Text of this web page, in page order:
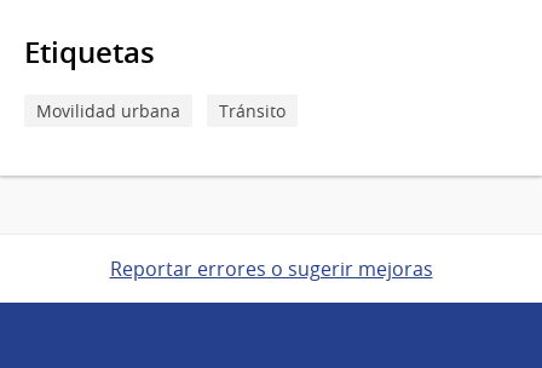
Etiquetas
Movilidad urbana Tránsito
Reportar errores o sugerir mejoras